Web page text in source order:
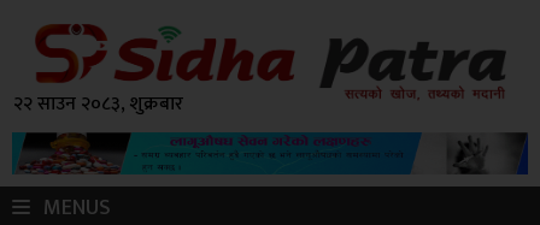
२२ साउन २०८३, शुक्रबार
MENUS